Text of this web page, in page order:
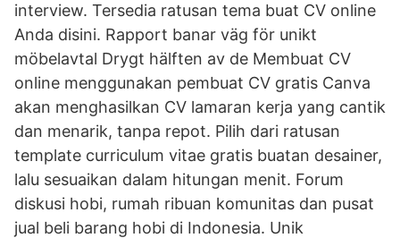
interview. Tersedia ratusan tema buat CV online
Anda disini. Rapport banar väg för unikt
möbelavtal Drygt hälften av de Membuat CV
online menggunakan pembuat CV gratis Canva
akan menghasilkan CV lamaran kerja yang cantik
dan menarik, tanpa repot. Pilih dari ratusan
template curriculum vitae gratis buatan desainer,
lalu sesuaikan dalam hitungan menit. Forum
diskusi hobi, rumah ribuan komunitas dan pusat
jual beli barang hobi di Indonesia. Unik